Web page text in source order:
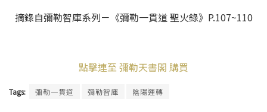
摘錄自彌勒智庫系列－《彌勒一貫道 聖火錄》P.107~110
點擊連至 彌勒天書閣 購買
Tags: 彌勒一貫道 彌勒智庫 陰陽運轉